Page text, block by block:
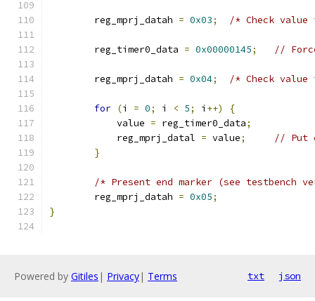
	reg_mprj_datah
= 0x03; /* Check
	reg_timer0_data
= 0x00000145; //
	reg_mprj_datah
= 0x04; /* Check
for (i = 0; i < 5; i ++)
{
	    value
= reg_timer0_data;
	    reg_mprj_datal
= value;
// Put
}
/* Present end marker (see testbench
	reg_mprj_datah
= 0x05;
}
Powered by Gitiles | Privacy| Terms txt json